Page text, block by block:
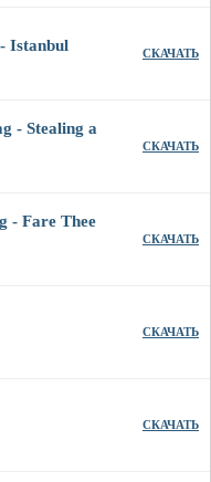
Istanbul СКАЧАТЬ
- Stealing a
СКАЧАТЬ
- Fare Thee
СКАЧАТЬ
СКАЧАТЬ
СКАЧАТЬ